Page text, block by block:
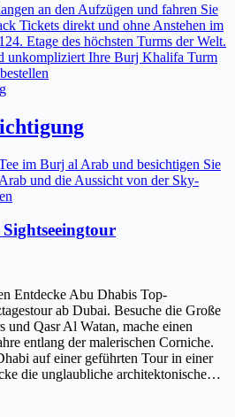
an den Aufzügen und fahren Sie
Tickets direkt und ohne Anstehen im
Etage des höchsten Turms der Welt.
unkompliziert Ihre Burj Khalifa Turm
im Burj al Arab und besichtigen Sie
und die Aussicht von der Sky-
Entdecke Abu Dhabis Top-
ab Dubai. Besuche die Große
und Qasr Al Watan, mache einen
entlang der malerischen Corniche.
auf einer geführten Tour in einer
die unglaubliche architektonische…